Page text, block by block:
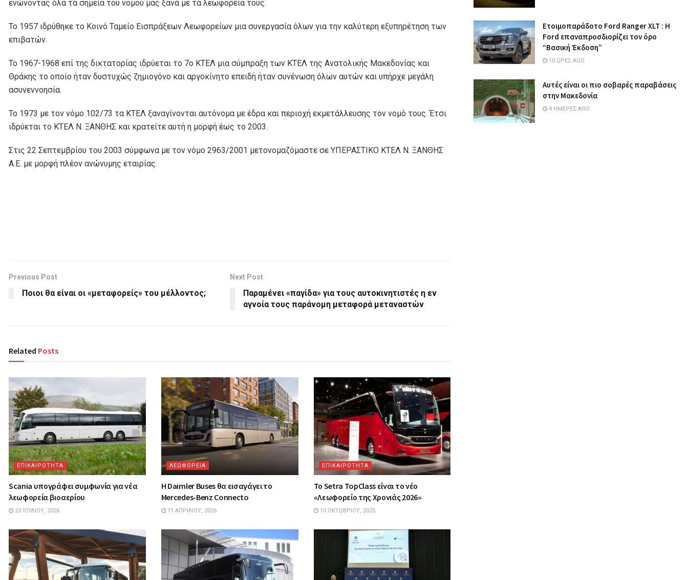
ενώνοντας όλα τα σημεία του νομού μας ξανά με τα λεωφορεία τους.
Το 1957 ιδρύθηκε το Κοινό Ταμείο Εισπράξεων Λεωφορείων μια συνεργασία όλων για την καλύτερη εξυπηρέτηση των
επιβατών.
Το 1967-1968 επί της δικτατορίας ιδρύεται το 7ο ΚΤΕΛ μια σύμπραξη των ΚΤΕΛ της Ανατολικής Μακεδονίας και
Θράκης το οποίο ήταν δυστυχώς ζημιογόνο και αργοκίνητο επειδή ήταν συνένωση όλων αυτών και υπήρχε μεγάλη
ασυνεννοησία.
Το 1973 με τον νόμο 102/73 τα ΚΤΕΛ ξαναγίνονται αυτόνομα με έδρα και περιοχή εκμετάλλευσης τον νομό τους. Έτσι
ιδρύεται το ΚΤΕΛ Ν. ΞΑΝΘΗΣ και κρατείτε αυτή η μορφή έως το 2003.
Στις 22 Σεπτεμβρίου του 2003 σύμφωνα με τον νόμο 2963/2001 μετονομαζόμαστε σε ΥΠΕΡΑΣΤΙΚΟ ΚΤΕΛ Ν. ΞΑΝΘΗΣ
Α.Ε. με μορφή πλέον ανώνυμης εταιρίας.
Previous Post
Ποιοι θα είναι οι «μεταφορείς» του μέλλοντος;
Next Post
Παραμένει «παγίδα» για τους αυτοκινητιστές η εν
αγνοία τους παράνομη μεταφορά μεταναστών
Related Posts
ΕΠΙΚΑΙΡΟΤΗΤΑ
Scania υπογράφει συμφωνία για νέα
λεωφορεία βιοαερίου
23 ΙΟΥΛΊΟΥ, 2026
ΛΕΩΦΟΡΕΙΑ
Η Daimler Buses θα εισαγάγει το
Mercedes-Benz Connecto
11 ΑΠΡΙΛΊΟΥ, 2026
ΕΠΙΚΑΙΡΟΤΗΤΑ
Το Setra TopClass είναι το νέο
«Λεωφορείο της Χρονιάς 2026»
10 ΟΚΤΩΒΡΊΟΥ, 2025
Ετοιμοπαράδοτο Ford Ranger XLT : Η
Ford επαναπροσδιορίζει τον όρο
“Βασική Έκδοση”
10 ΏΡΕΣ AGO
Αυτές είναι οι πιο σοβαρές παραβάσεις
στην Μακεδονία
4 ΗΜΈΡΕΣ AGO